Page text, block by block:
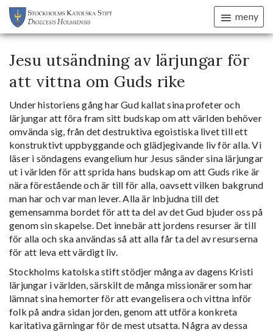
meny
Jesu utsändning av lärjungar för
att vittna om Guds rike
Under historiens gång har Gud kallat sina profeter och
lärjungar att föra fram sitt budskap om att världen behöver
omvända sig, från det destruktiva egoistiska livet till ett
konstruktivt uppbyggande och glädjegivande liv för alla. Vi
läser i söndagens evangelium hur Jesus sänder sina lärjungar
ut i världen för att sprida hans budskap om att Guds rike är
nära förestående och är till för alla, oavsett vilken bakgrund
man har och var man lever. Alla är inbjudna till det
gemensamma bordet för att ta del av det Gud bjuder oss på
genom sin skapelse. Det innebär att jordens resurser är till
för alla och ska användas så att alla får ta del av resurserna
för att leva ett värdigt liv.
Stockholms katolska stift stödjer många av dagens Kristi
lärjungar i världen, särskilt de många missionärer som har
lämnat sina hemorter för att evangelisera och vittna inför
folk på andra sidan jorden, genom att utföra konkreta
karitativa gärningar för de mest utsatta. Några av dessa